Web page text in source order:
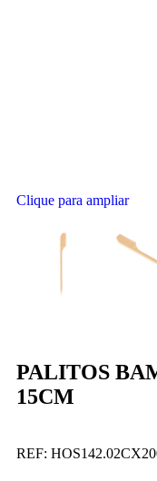
Clique para ampliar
PALITOS
15CM
REF: